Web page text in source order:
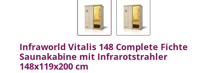
Infraworld Vitalis 148 Complete Fichte
Saunakabine mit Infrarotstrahler
148x119x200 cm